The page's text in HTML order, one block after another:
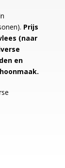
Prijs
(naar
en